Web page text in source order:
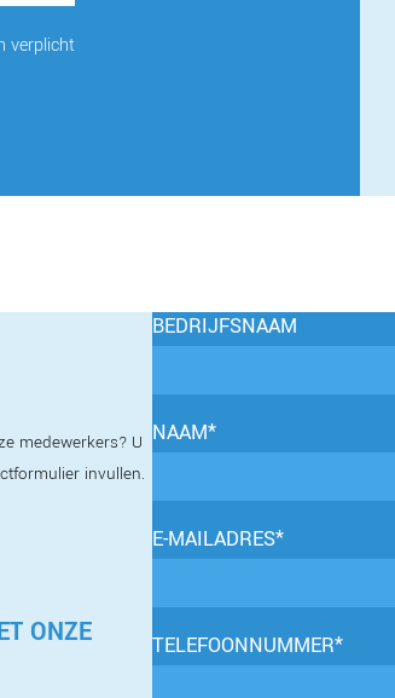
verplicht
medewerkers? U
invullen.
ONZE
BEDRIJFSNAAM
NAAM*
E-MAILADRES*
TELEFOONNUMMER*